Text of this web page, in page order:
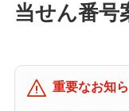
当せん金の受取方
購入した宝くじ
「代金が引き落としされ
す。
当せん番号
重要なお知